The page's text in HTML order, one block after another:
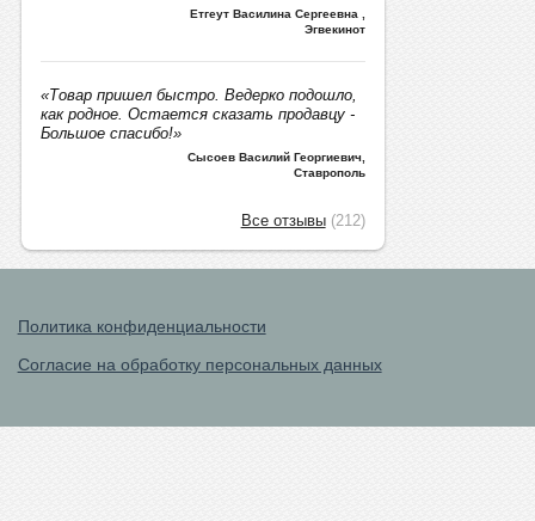
Етгеут Василина Сергеевна
Эгвекинот
«Товар пришел быстро. Ведерко подошло,
как родное. Остается сказать продавцу -
Большое спасибо!»
Сысоев Василий Георгиевич,
Ставрополь
Все отзывы(212)
Политика конфиденциальности
Согласие на обработку персональных данных